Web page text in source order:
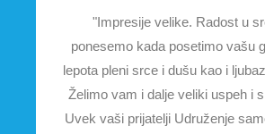
"Impresije velike. Radost u
ponesemo kada posetimo vašu
lepota pleni srce i dušu kao i
Želimo vam i dalje veliki uspeh i
Uvek vaši prijatelji Udruženje